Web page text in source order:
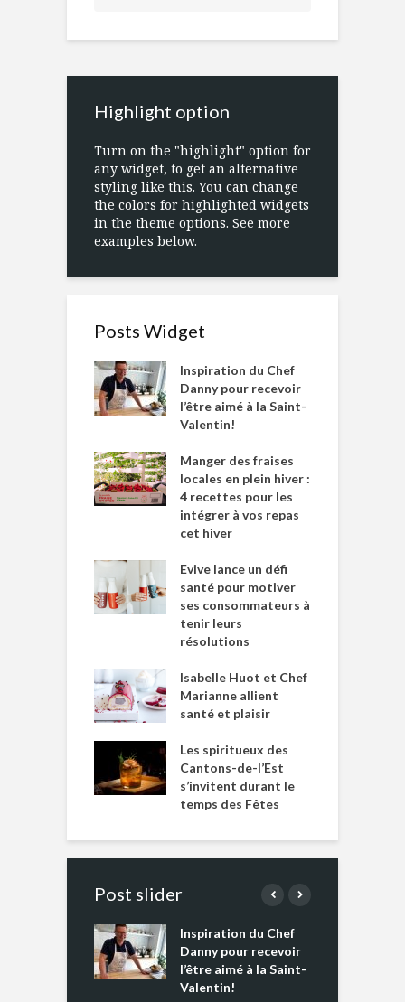
Highlight option
Turn on the "highlight" option for
any widget, to get an alternative
styling like this. You can change
the colors for highlighted widgets
in the theme options. See more
examples below.
Posts Widget
Inspiration du Chef
Danny pour recevoir
l’être aimé à la Saint-
Valentin!
Manger des fraises
locales en plein hiver :
4 recettes pour les
intégrer à vos repas
cet hiver
Evive lance un défi
santé pour motiver
ses consommateurs à
tenir leurs
résolutions
Isabelle Huot et Chef
Marianne allient
santé et plaisir
Les spiritueux des
Cantons-de-l’Est
s’invitent durant le
temps des Fêtes
Post slider
Inspiration du Chef
Danny pour recevoir
l’être aimé à la Saint-
Valentin!